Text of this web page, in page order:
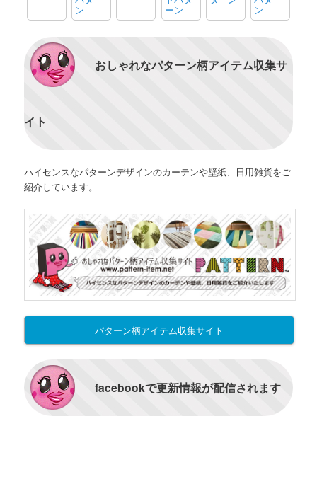
ン ーン ン
おしゃれなパターン柄アイテム収集サ
イト
ハイセンスなパターンデザインのカーテンや壁紙、日用雑貨をご
紹介しています。
パターン柄アイテム収集サイト
facebookで更新情報が配信されます